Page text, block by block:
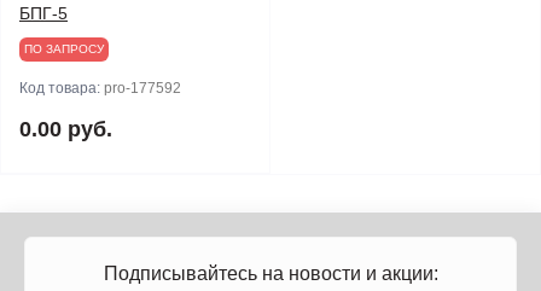
БПГ-5
ПО ЗАПРОСУ
Код товара: pro-177592
0.00 руб.
Подписывайтесь на новости и акции: